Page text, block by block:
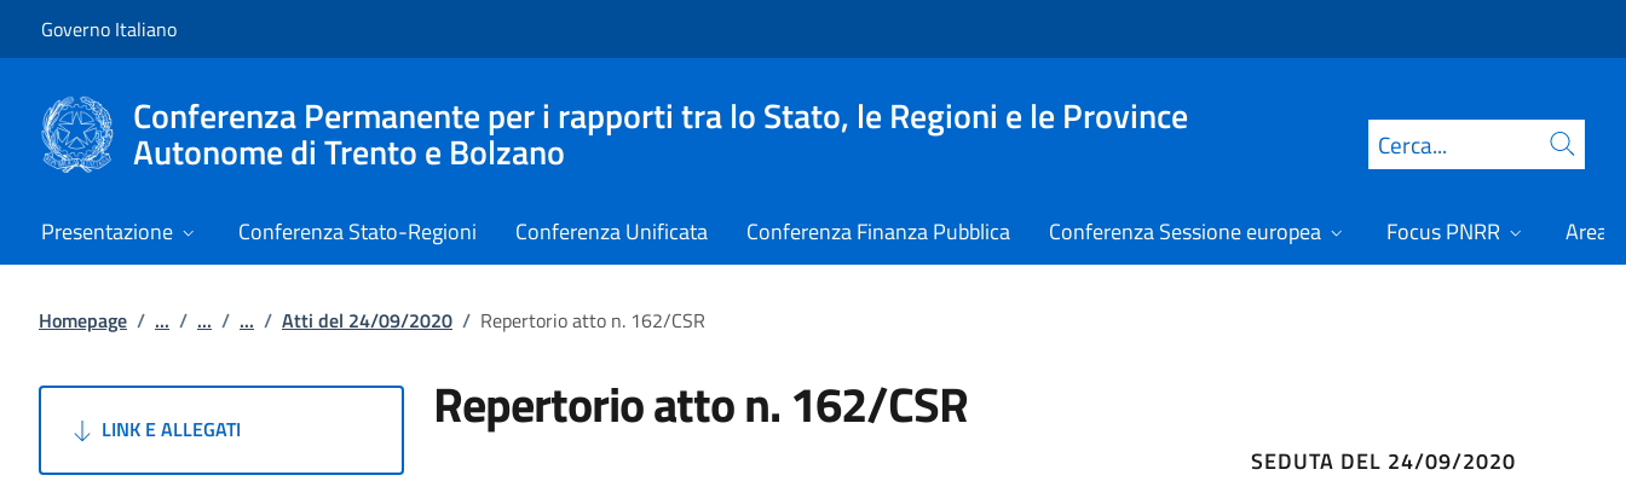
Governo Italiano
Conferenza Permanente per i rapporti tra lo Stato, le Regioni e le Province
Autonome di Trento e Bolzano Cerca
Presentazione Conferenza Stato-Regioni Conferenza Unificata Conferenza Finanza Pubblica Conferenza Sessione europea Focus PNRR Area
Homepage / ... / ... / ... / Atti del 24/09/2020 / Repertorio atto n. 162/CSR
LINK E ALLEGATI Repertorio atto n. 162/CSR
SEDUTA DEL 24/09/2020